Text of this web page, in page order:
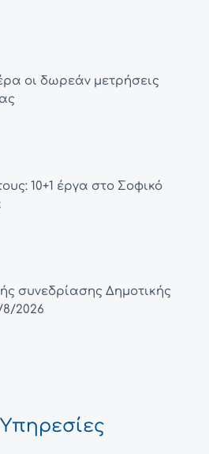
οι δωρεάν μετρήσεις
10+1 έργα στο Σοφικό
συνεδρίασης Δημοτικής
8/2026